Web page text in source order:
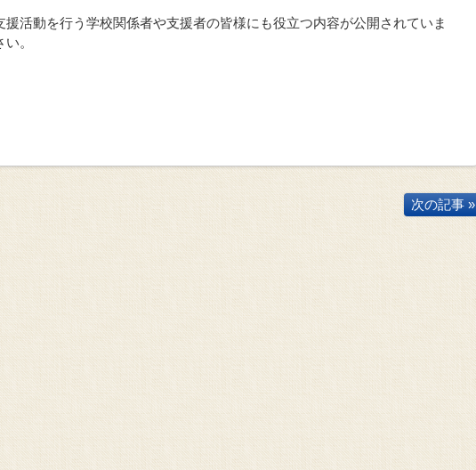
活動を行う学校関係者や支援者の皆様にも役立つ内容が公開されていま
。
次の記事 »